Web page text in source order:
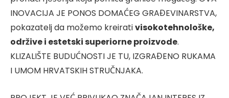
INOVACIJA JE PONOS DOMAĆEG GRAĐEVINARSTVA,
pokazatelj da možemo kreirativisokotehnološke,
održive i estetski superiorne proizvode.
KLIZALIŠTE BUDUĆNOSTI JE TU, IZGRAĐENO RUKAMA
I UMOM HRVATSKIH STRUČNJAKA.